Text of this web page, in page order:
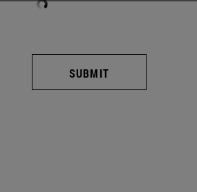
SUBMIT